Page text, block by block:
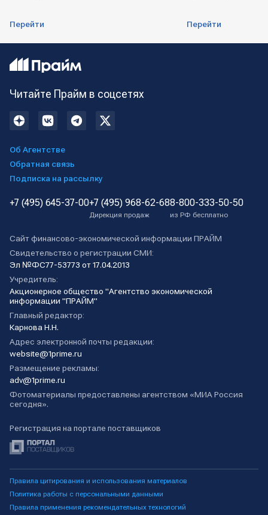
Перейти Перейти
Читайте Прайм в соцсетях
Об Агентстве
Обратная связь
Подписка на рассылку
+7 (495) 645-37-00+7 (495) 968-62-68
Дирекция продаж
8-800-333-50-50
из РФ бесплатно
Сайт финансово-экономической информации ПРАЙМ
Свидетельство о регистрации СМИ:
Эл №ФС77-53773 от 17.04.2013
Учредитель:
Акционерное общество "Агентство экономической
информации "ПРАЙМ"
Главный редактор:
Карнова Н.Н.
Адрес электронной почты редакции:
website@1prime.ru
Размещение рекламы:
adv@1prime.ru
Фотоматериалы предоставлены агентством «МИА Россия
сегодня».
Регистрация на портале поставщиков
Правила цитирования и использования материалов
Политика работы с персональными данными
Правила применения рекомендательных технологий